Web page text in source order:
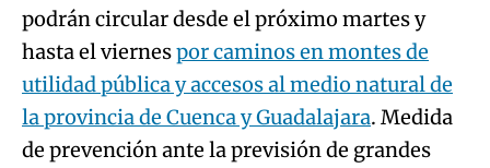
podrán circular desde el próximo martes y
hasta el viernespor caminos en montes de
utilidad pública y accesos al medio natural de
la provincia de Cuenca y Guadalajara. Medida
de prevención ante la previsión de grandes